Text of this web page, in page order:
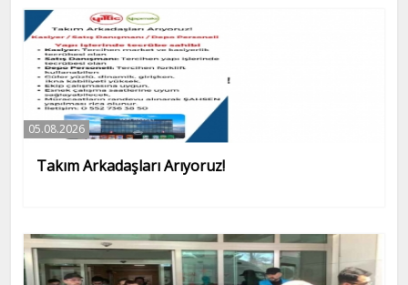
05.08.2026
Takım Arkadaşları Arıyoruz!